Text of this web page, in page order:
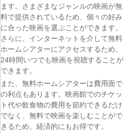
ます。さまざまなジャンルの映画が無
料で提供されているため、個々の好み
に合った映画を選ぶことができます。
さらに、インターネットを介して無料
ホームシアターにアクセスするため、
24時間いつでも映画を視聴することが
できます。
また、無料ホームシアターは費用面で
の利点もあります。映画館でのチケッ
ト代や飲食物の費用を節約できるだけ
でなく、無料で映画を楽しむことがで
きるため、経済的にもお得です。